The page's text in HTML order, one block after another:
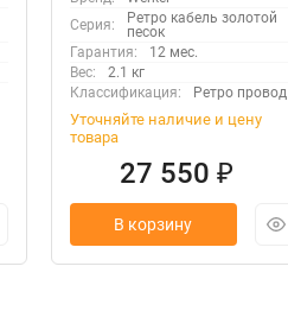
Серия:
Ретро кабель золотой
песок
Гарантия:
12 мес.
Вес:
2.1 кг
Классификация:
Ретро провод
Уточняйте наличие и цену
товара
27 550₽
В корзину